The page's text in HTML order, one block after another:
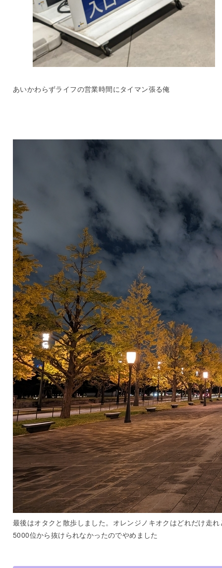
あいかわらずライフの営業時間にタイマン張る俺
最後はオタクと散歩しました。オレンジノキオクはどれだけ走れ
5000位から抜けられなかったのでやめました